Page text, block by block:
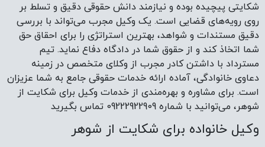
شکایتی پیچیده بوده و نیازمند دانش حقوقی دقیق و تسلط بر
روی رویه‌های قضایی است. یک وکیل مجرب می‌تواند با بررسی
دقیق مستندات و شواهد، بهترین استراتژی را برای احقاق حق
شما اتخاذ کند و از حقوق شما در دادگاه دفاع نماید. تیم
مسترداد با داشتن کادر مجرب از وکلای متخصص در زمینه
دعاوی خانوادگی، آماده ارائه خدمات حقوقی جامع به شما عزیزان
است. برای مشاوره و بهره‌مندی از خدمات وکیل برای شکایت از
شوهر، می‌توانید با شماره 09222922909 تماس بگیرید
وکیل خانواده برای شکایت از شوهر